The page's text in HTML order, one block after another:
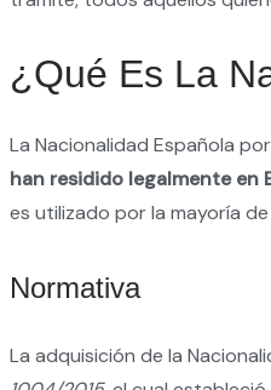
¿Qué Es La
La Nacionalidad Española
han residido legalmente
es utilizado por la mayoría
Normativa
La adquisición de la